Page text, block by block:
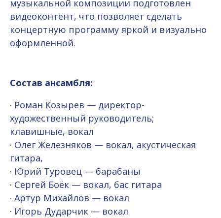
музыкальной композиции подготовлен
видеоконтент, что позволяет сделать
концертную программу яркой и визуально
оформленной.
Состав ансамбля:
· Роман Козырев — директор-
художественный руководитель;
клавишные, вокал
· Олег Железняков — вокал, акустическая
гитара,
· Юрий Туровец — барабаны
· Сергей Боёк — вокал, бас гитара
· Артур Михайлов — вокал
· Игорь Дударчик — вокал